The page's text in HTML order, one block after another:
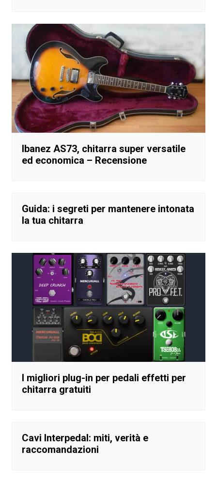
Ibanez AS73, chitarra super versatile
ed economica – Recensione
Guida: i segreti per mantenere intonata
la tua chitarra
I migliori plug-in per pedali effetti per
chitarra gratuiti
Cavi Interpedal: miti, verità e
raccomandazioni